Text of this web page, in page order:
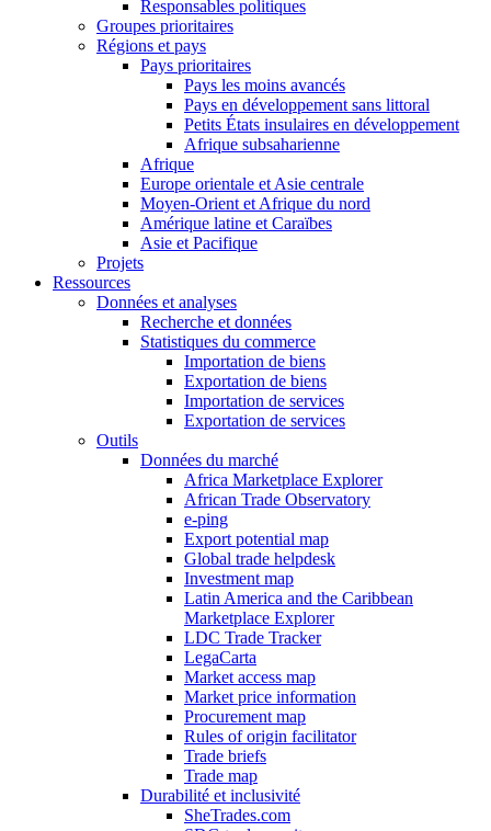
Responsables politiques
Groupes prioritaires
Régions et pays
Pays prioritaires
Pays les moins avancés
Pays en développement sans littoral
Petits États insulaires en développement
Afrique subsaharienne
Afrique
Europe orientale et Asie centrale
Moyen-Orient et Afrique du nord
Amérique latine et Caraïbes
Asie et Pacifique
Projets
Ressources
Données et analyses
Recherche et données
Statistiques du commerce
Importation de biens
Exportation de biens
Importation de services
Exportation de services
Outils
Données du marché
Africa Marketplace Explorer
African Trade Observatory
e-ping
Export potential map
Global trade helpdesk
Investment map
Latin America and the Caribbean
Marketplace Explorer
LDC Trade Tracker
LegaCarta
Market access map
Market price information
Procurement map
Rules of origin facilitator
Trade briefs
Trade map
Durabilité et inclusivité
SheTrades.com